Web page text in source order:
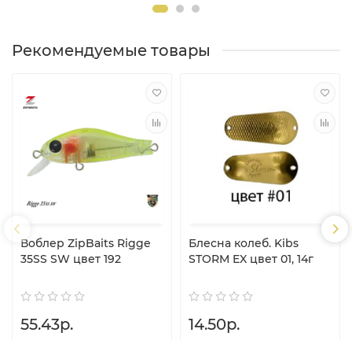
Рекомендуемые товары
Воблер ZipBaits Rigge
35SS SW цвет 192
55.43р.
Блесна колеб. Kibs
STORM EX цвет 01, 14г
14.50р.